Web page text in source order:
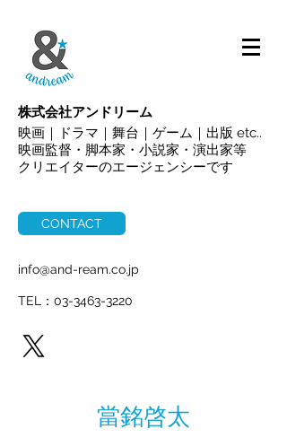
株式会社アンドリーム
映画｜ドラマ｜舞台｜ゲーム｜出版 etc..
映画監督・脚本家・小説家・演出家等
クリエイターのエージェンシーです
CONTACT
info@and-ream.co.jp
TEL：03-3463-3220
當銘啓太